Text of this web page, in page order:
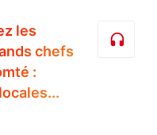
les
chefs
: